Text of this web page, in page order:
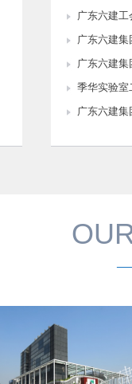
广东六建工
广东六建集
广东六建集
季华实验室
广东六建集